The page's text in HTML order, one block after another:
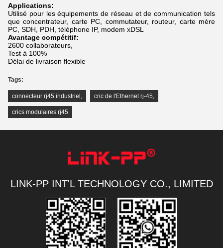
Applications:
Utilisé pour les équipements de réseau et de communication tels
que concentrateur, carte PC, commutateur, routeur, carte mère
PC, SDH, PDH, téléphone IP, modem xDSL
Avantage compétitif:
2600 collaborateurs,
Test à 100%
Délai de livraison flexible
Tags:
connecteur rj45 industriel , cric de l'Ethernet rj-45,
crics modulaires rj45
LINK-PP INT'L TECHNOLOGY CO., LIMITED